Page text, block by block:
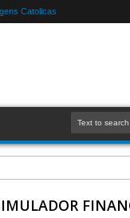
Catolicas